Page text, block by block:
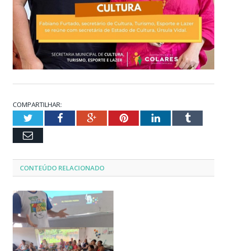
COMPARTILHAR:
TwitterFacebookGoogle+PinterestLinkedInTumblr
Email
CONTEÚDO RELACIONADO